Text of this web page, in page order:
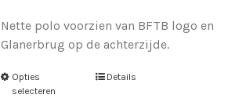
Nette polo voorzien van BFTB logo en
Glanerbrug op de achterzijde.
Opties
selecteren
Details